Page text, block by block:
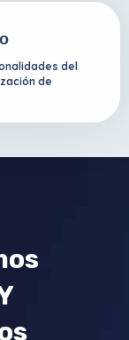
del
de